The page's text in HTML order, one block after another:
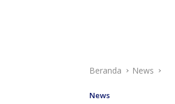
Beranda News
News